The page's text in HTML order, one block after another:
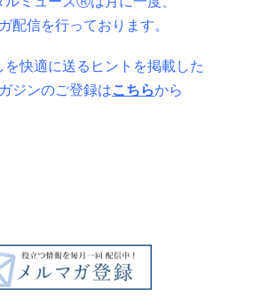
配信を行っております。
を快適に送るヒントを掲載した
ジンのご登録はこちらから